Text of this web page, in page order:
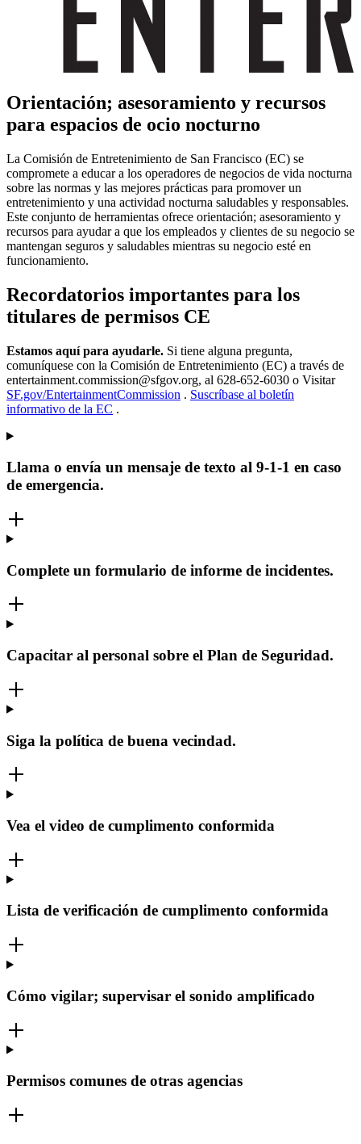
Orientación; asesoramiento y recursos
para espacios de ocio nocturno
La Comisión de Entretenimiento de San Francisco (EC) se
compromete a educar a los operadores de negocios de vida nocturna
sobre las normas y las mejores prácticas para promover un
entretenimiento y una actividad nocturna saludables y responsables.
Este conjunto de herramientas ofrece orientación; asesoramiento y
recursos para ayudar a que los empleados y clientes de su negocio se
mantengan seguros y saludables mientras su negocio esté en
funcionamiento.
Recordatorios importantes para los
titulares de permisos CE
Estamos aquí para ayudarle. Si tiene alguna pregunta,
comuníquese con la Comisión de Entretenimiento (EC) a través de
entertainment.commission@sfgov.org, al 628-652-6030 o Visitar
SF.gov/EntertainmentCommission . Suscríbase al boletín
informativo de la EC .
Llama o envía un mensaje de texto al 9-1-1 en caso
de emergencia.
Complete un formulario de informe de incidentes.
Capacitar al personal sobre el Plan de Seguridad.
Siga la política de buena vecindad.
Vea el video de cumplimento conformida
Lista de verificación de cumplimento conformida
Cómo vigilar; supervisar el sonido amplificado
Permisos comunes de otras agencias